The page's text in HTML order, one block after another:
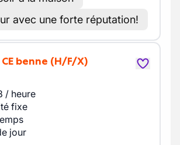
avec une forte réputation!
benne (H/F/X)
/ heure
fixe
jour